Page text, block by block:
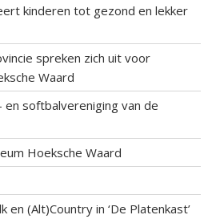
kinderen tot gezond en lekker
spreken zich uit voor
Waard
softbalvereniging van de
Hoeksche Waard
en (Alt)Country in ‘De Platenkast’